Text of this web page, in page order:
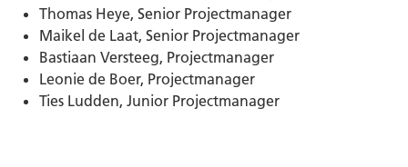
Thomas Heye, Senior Projectmanager
Maikel de Laat, Senior Projectmanager
Bastiaan Versteeg, Projectmanager
Leonie de Boer, Projectmanager
Ties Ludden, Junior Projectmanager